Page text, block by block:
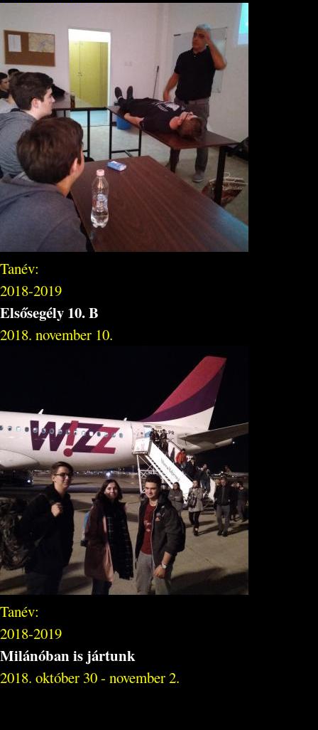
Tanév:
2018-2019
Elsősegély 10. B
2018. november 10.
Tanév:
2018-2019
Milánóban is jártunk
2018. október 30 - november 2.